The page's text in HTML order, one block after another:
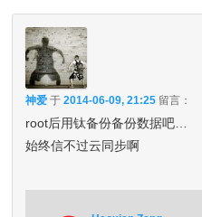
神爱 于2014-06-09, 21:25 留言：
root后用钛备份备份数据吧…
始终信不过云同步啊